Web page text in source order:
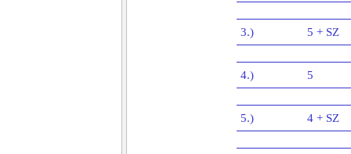
3.) 5 + SZ
4.) 5
5.) 4 + SZ